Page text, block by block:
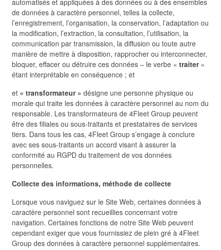
automatisés et appliquées à des données ou à des ensembles
de données à caractère personnel, telles la collecte,
l’enregistrement, l’organisation, la conservation, l’adaptation ou
la modification, l’extraction, la consultation, l’utilisation, la
communication par transmission, la diffusion ou toute autre
manière de mettre à disposition, rapprocher ou interconnecter,
bloquer, effacer ou détruire ces données – le verbe « traiter»
étant interprétable en conséquence ; et
et « transformateur » désigne une personne physique ou
morale qui traite les données à caractère personnel au nom du
responsable. Les transformateurs de 4Fleet Group peuvent
être des filiales ou sous-traitants et prestataires de services
tiers. Dans tous les cas, 4Fleet Group s’engage à conclure
avec ses sous-traitants un accord visant à assurer la
conformité au RGPD du traitement de vos données
personnelles.
Collecte des informations, méthode de collecte
Lorsque vous naviguez sur le Site Web, certaines données à
caractère personnel sont recueillies concernant votre
navigation. Certaines fonctions de notre Site Web peuvent
cependant exiger que vous fournissiez de plein gré à 4Fleet
Group des données à caractère personnel supplémentaires.